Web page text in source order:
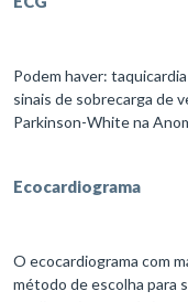
Podem haver:
sinais de sobrecarga de
Parkinson-White na
Ecocardiograma
O ecocardiograma com
método de escolha para